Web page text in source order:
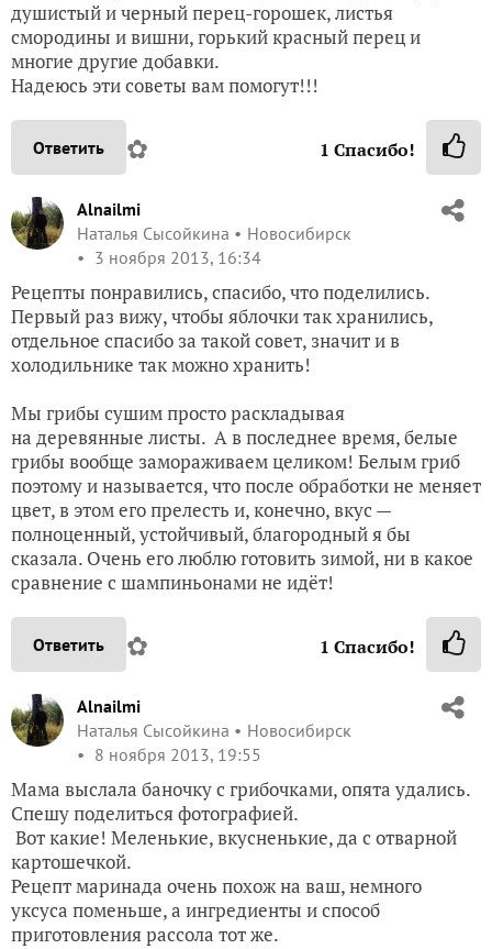
душистый и черный перец-горошек, листья
смородины и вишни, горький красный перец и
многие другие добавки.
Надеюсь эти советы вам помогут!!!
Ответить ✿ 1 Спасибо!
Alnailmi
Наталья Сысойкина
Новосибирск
3 ноября 2013, 16:34
Рецепты понравились, спасибо, что поделились.
Первый раз вижу, чтобы яблочки так хранились,
отдельное спасибо за такой совет, значит и в
холодильнике так можно хранить!
Мы грибы сушим просто раскладывая
на деревянные листы. А в последнее время, белые
грибы вообще замораживаем целиком! Белым гриб
поэтому и называется, что после обработки не меняет
цвет, в этом его прелесть и, конечно, вкус —
полноценный, устойчивый, благородный я бы
сказала. Очень его люблю готовить зимой, ни в какое
сравнение с шампиньонами не идёт!
Ответить ✿ 1 Спасибо!
Alnailmi
Наталья Сысойкина
Новосибирск
8 ноября 2013, 19:55
Мама выслала баночку с грибочками, опята удались.
Спешу поделиться фотографией.
Вот какие! Меленькие, вкусненькие, да с отварной
картошечкой.
Рецепт маринада очень похож на ваш, немного
уксуса поменьше, а ингредиенты и способ
приготовления рассола тот же.